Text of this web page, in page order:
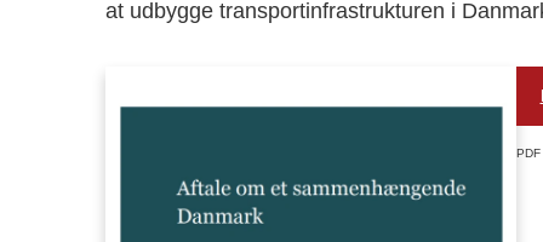
at udbygge transportinfrastrukturen i
PDF